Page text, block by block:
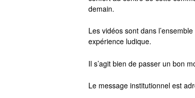
demain.
Les vidéos sont dans
expérience ludique.
Il s’agit bien de passer un bon
Le message institutionnel est